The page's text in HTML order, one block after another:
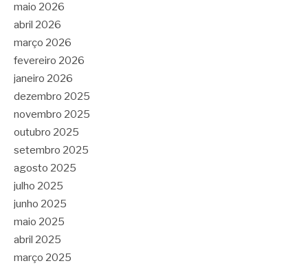
maio 2026
abril 2026
março 2026
fevereiro 2026
janeiro 2026
dezembro 2025
novembro 2025
outubro 2025
setembro 2025
agosto 2025
julho 2025
junho 2025
maio 2025
abril 2025
março 2025